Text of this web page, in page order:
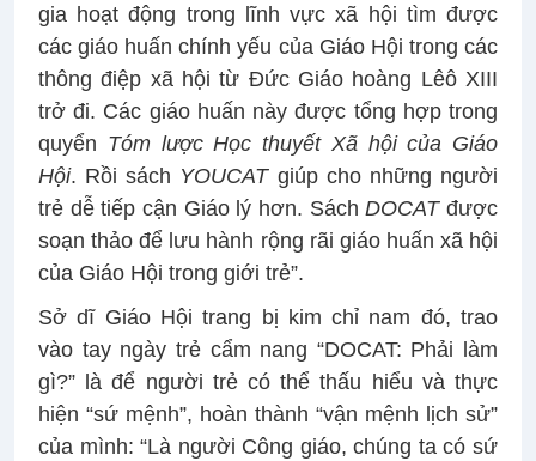
gia hoạt động trong lĩnh vực xã hội tìm được
các giáo huấn chính yếu của Giáo Hội trong các
thông điệp xã hội từ Đức Giáo hoàng Lêô XIII
trở đi. Các giáo huấn này được tổng hợp trong
quyển Tóm lược Học thuyết Xã hội của Giáo
Hội. Rồi sách YOUCAT giúp cho những người
trẻ dễ tiếp cận Giáo lý hơn. Sách DOCAT được
soạn thảo để lưu hành rộng rãi giáo huấn xã hội
của Giáo Hội trong giới trẻ”.
Sở dĩ Giáo Hội trang bị kim chỉ nam đó, trao
vào tay ngày trẻ cẩm nang “DOCAT: Phải làm
gì?” là để người trẻ có thể thấu hiểu và thực
hiện “sứ mệnh”, hoàn thành “vận mệnh lịch sử”
của mình: “Là người Công giáo, chúng ta có sứ